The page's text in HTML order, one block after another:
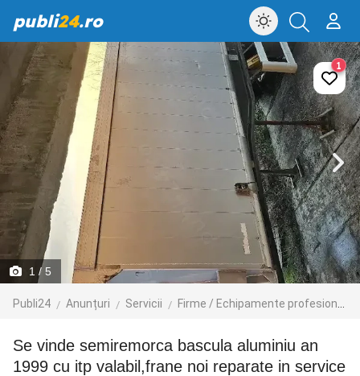
publi24.ro
1 / 5
Publi24 Anunțuri Servicii Firme / Echipamente profesionale
1
se vinde semiremorca bascula aluminiu an
1999 cu itp valabil,frane noi reparate in service